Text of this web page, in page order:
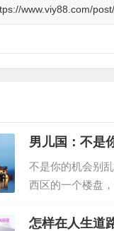
www.viy88.com/
男儿国：不是
不是你的机会别
西区的一个楼盘
花园，站在顶楼
怎样在人生道